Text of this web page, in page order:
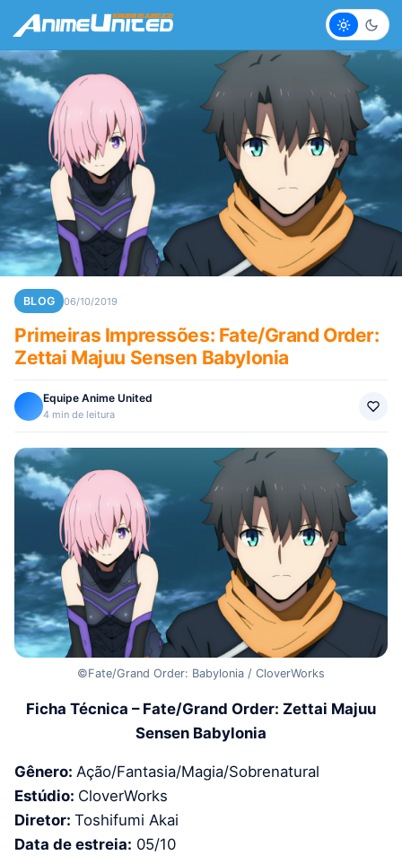
Claro
BLOG 06/10/2019
Primeiras Impressões: Fate/Grand Order:
Zettai Majuu Sensen Babylonia
Equipe Anime United
4 min de leitura
©Fate/Grand Order: Babylonia / CloverWorks
Ficha Técnica – Fate/Grand Order: Zettai Majuu
Sensen Babylonia
Gênero: Ação/Fantasia/Magia/Sobrenatural
Estúdio: CloverWorks
Diretor: Toshifumi Akai
Data de estreia: 05/10